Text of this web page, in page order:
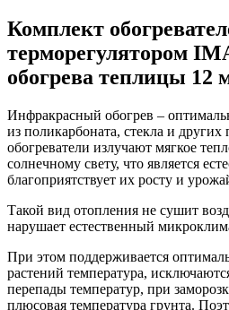
Комплект
терморегулятором
обогрева теплицы 12
Инфракрасный обогрев –
из поликарбоната, стекла и
обогреватели излучают мягкое
солнечному свету, что является
благоприятствует их росту и
Такой вид отопления не сушит
нарушает естественный
При этом поддерживается
растений температура,
перепады температур, при
плюсовая температура грунта.